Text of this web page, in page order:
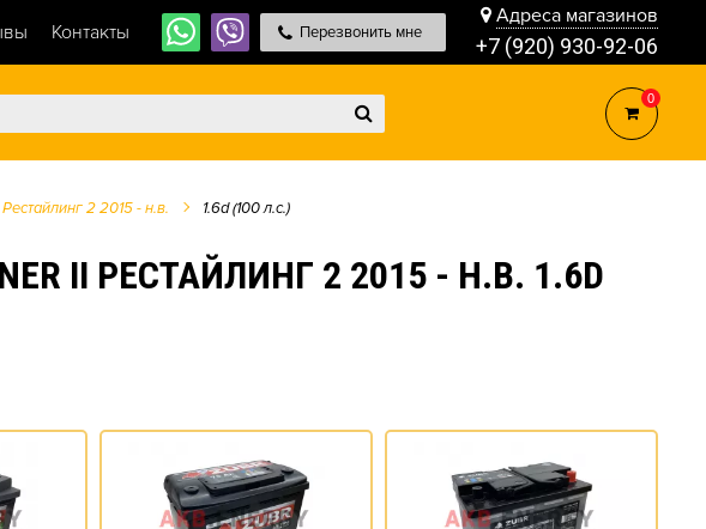
Контакты Перезвонить мне
Адреса магазинов
+7 (920) 930-92-06
0
Рестайлинг 2 2015 - н.в. 1.6d (100 л.с.)
II РЕСТАЙЛИНГ 2 2015 - Н.В. 1.6D